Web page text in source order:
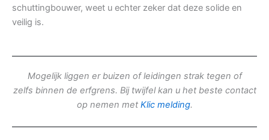
schuttingbouwer, weet u echter zeker dat deze solide en
veilig is.
Mogelijk liggen er buizen of leidingen strak tegen of
zelfs binnen de erfgrens. Bij twijfel kan u het beste contact
op nemen met Klic melding.